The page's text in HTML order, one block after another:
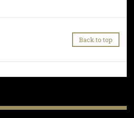
Back to top